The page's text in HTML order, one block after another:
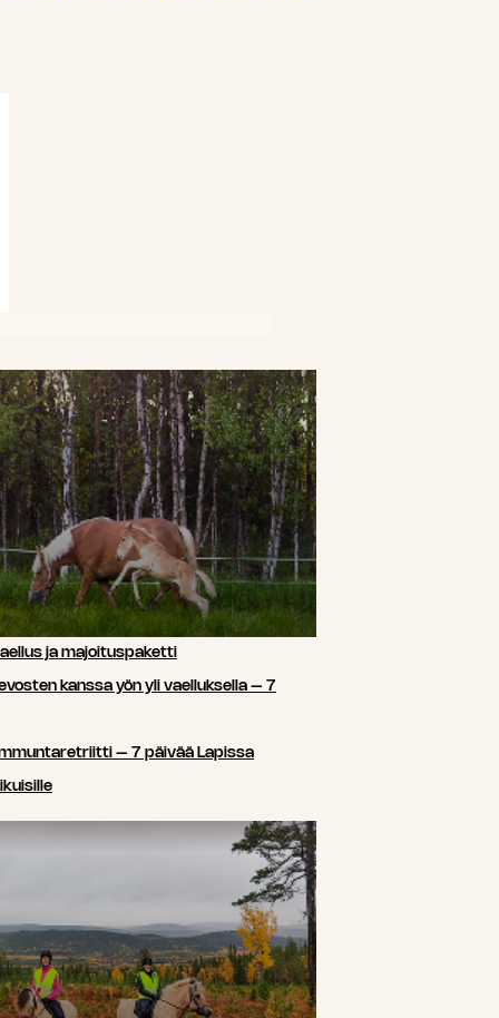
ja majoituspaketti
kanssa yön yli vaelluksella – 7
– 7 päivää Lapissa